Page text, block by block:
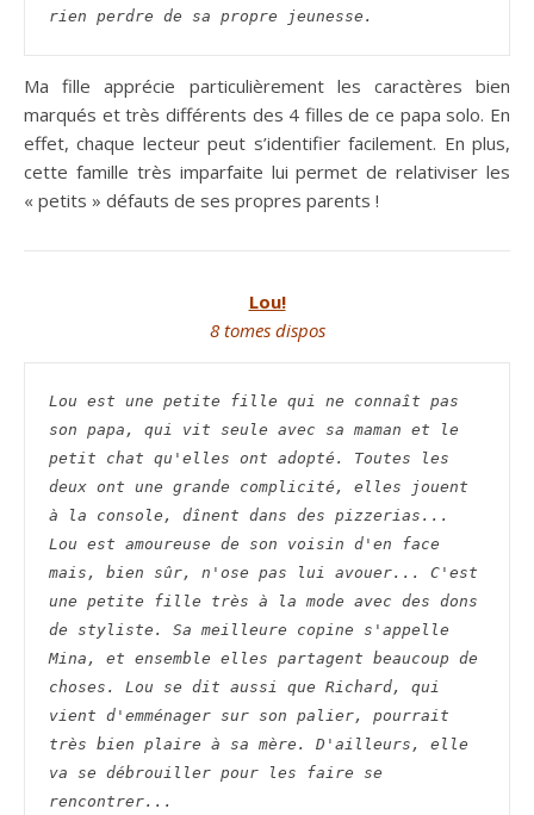
rien perdre de sa propre jeunesse.
Ma fille apprécie particulièrement les caractères bien
marqués et très différents des 4 filles de ce papa solo. En
effet, chaque lecteur peut s’identifier facilement. En plus,
cette famille très imparfaite lui permet de relativiser les
« petits » défauts de ses propres parents !
Lou!
8 tomes dispos
Lou est une petite fille qui ne connaît pas
son papa, qui vit seule avec sa maman et le
petit chat qu'elles ont adopté. Toutes les
deux ont une grande complicité, elles jouent
à la console, dînent dans des pizzerias...
Lou est amoureuse de son voisin d'en face
mais, bien sûr, n'ose pas lui avouer... C'est
une petite fille très à la mode avec des dons
de styliste. Sa meilleure copine s'appelle
Mina, et ensemble elles partagent beaucoup de
choses. Lou se dit aussi que Richard, qui
vient d'emménager sur son palier, pourrait
très bien plaire à sa mère. D'ailleurs, elle
va se débrouiller pour les faire se
rencontrer...